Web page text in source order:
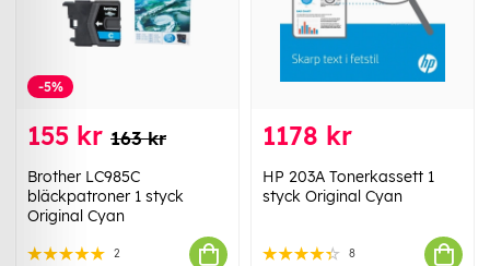
-5%
155 kr 163 kr
Brother LC985C
bläckpatroner 1 styck
Original Cyan
2
1178 kr
HP 203A Tonerkassett 1
styck Original Cyan
8